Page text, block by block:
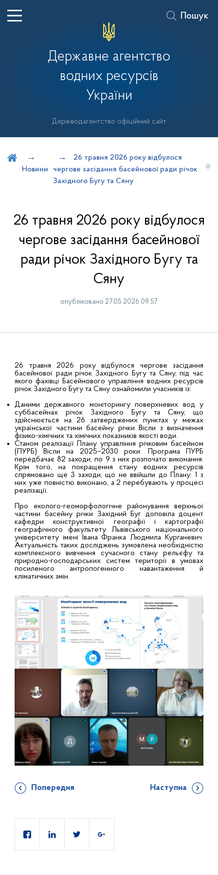
Державне агентство
водних ресурсів
України
Держводагентство офіційний сайт
Пошук
Новини
26 травня 2026 року відбулося
чергове засідання басейнової ради річок
Західного Бугу та Сяну
26 травня 2026 року відбулося
чергове засідання басейнової
ради річок Західного Бугу та
Сяну
опубліковано 27.05.2026 09:57
26 травня 2026 року відбулося чергове засідання
басейнової ради річок Західного Бугу та Сяну, під час
якого фахівці Басейнового управління водних ресурсів
річок Західного Бугу та Сяну ознайомили учасників із:
Даними державного моніторингу поверхневих вод у
суббасейнах річок Західного Бугу та Сяну, що
здійснюється на 26 затверджених пунктах у межах
української частини басейну річки Вісли з визначення
фізико-хімічних та хімічних показників якості води.
Станом реалізації Плану управління річковим басейном
(ПУРБ) Вісли на 2025–2030 роки. Програма ПУРБ
передбачає 82 заходи, по 9 з них розпочато виконання.
Крім того, на покращення стану водних ресурсів
спрямовано ще 3 заходи, що не ввійшли до Плану: 1 з
них уже повністю виконано, а 2 перебувають у процесі
реалізації.
Про еколого-геоморфологічне районування верхньої
частини басейну річки Західний Буг доповіла доцент
кафедри конструктивної географії і картографії
географічного факультету Львівського національного
університету імені Івана Франка Людмила Курганевич.
Актуальність таких досліджень зумовлена необхідністю
комплексного вивчення сучасного стану рельєфу та
природно-господарських систем території в умовах
посиленого антропогенного навантаження й
кліматичних змін.
Попередня Наступна